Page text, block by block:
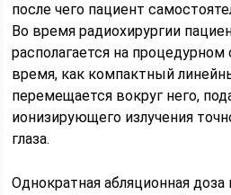
после чего пациент
Во время радиохирургии
располагается на
время, как компактный
перемещается вокруг него,
ионизирующего излучения
глаза.
Однократная абляционная